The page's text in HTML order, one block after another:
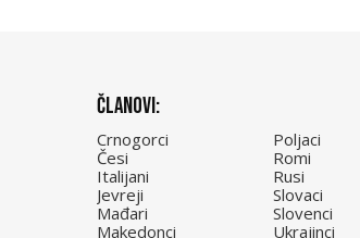
Članovi:
Crnogorci
Česi
Italijani
Jevreji
Mađari
Makedonci
Poljaci
Romi
Rusi
Slovaci
Slovenci
Ukrajinci